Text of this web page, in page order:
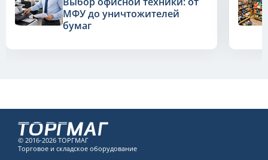
МФУ до уничтожителей
бумаг
© 2016-2026 ТОРГМАГ
Торговое и складское оборудование